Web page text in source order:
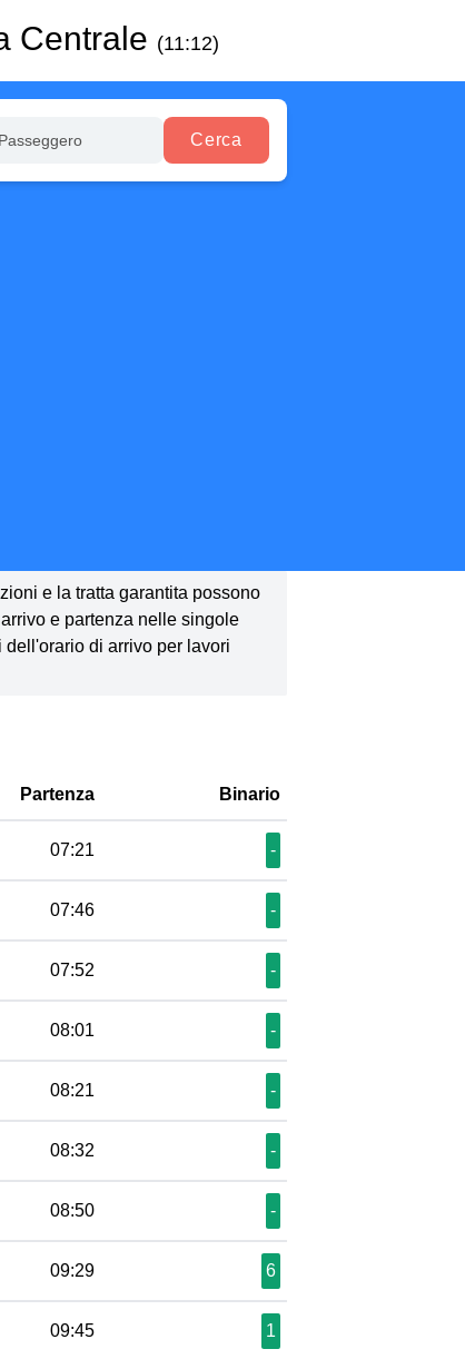
Centrale (11:12)
Cerca
e la tratta garantita possono
e partenza nelle singole
di arrivo per lavori
Partenza Binario
07:21 -
07:46 -
07:52 -
08:01 -
08:21 -
08:32 -
08:50 -
09:29 6
09:45 1